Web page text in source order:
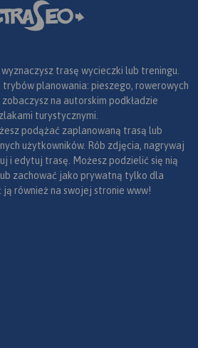
trasę wycieczki lub treningu.
trybów planowania: pieszego, rowerowych
na autorskim podkładzie
turystycznymi.
podążać zaplanowaną trasą lub
użytkowników. Rób zdjęcia, nagrywaj
i edytuj trasę. Możesz podzielić się nią
zachować jako prywatną tylko dla
ją również na swojej stronie www!